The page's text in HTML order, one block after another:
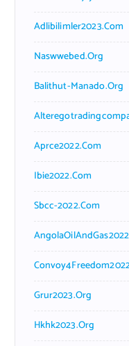
Adlibilimler2023.com
Naswwebed.org
Balithut-Manado.org
Aprce2022.com
Ibie2022.com
Sbcc-2022.com
Grur2023.org
Hkhk2023.org